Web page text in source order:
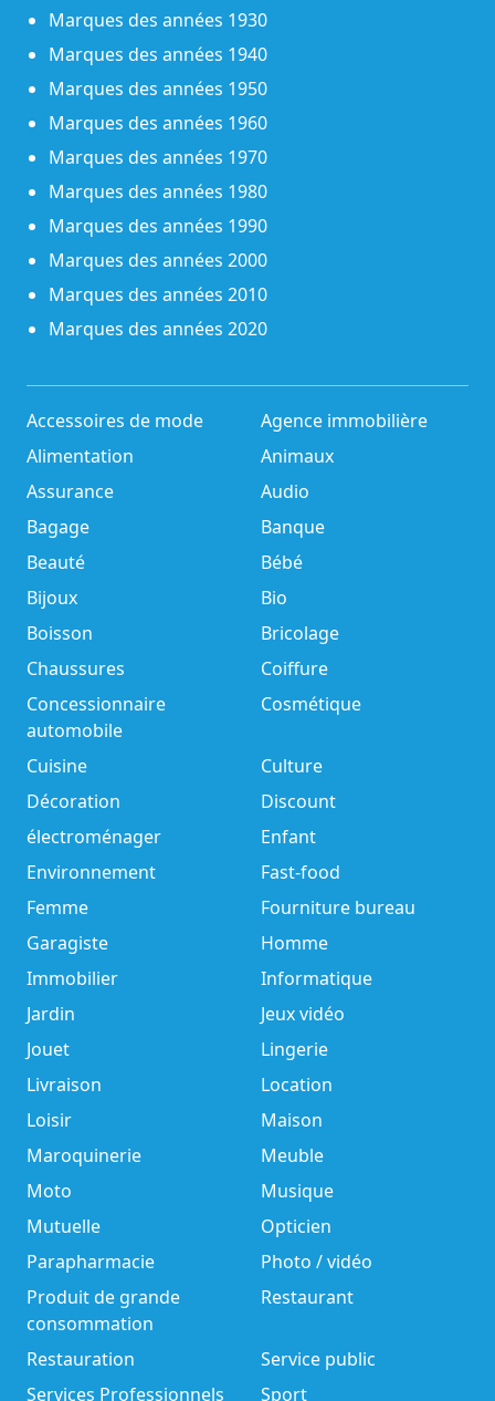
Marques des années 1930
Marques des années 1940
Marques des années 1950
Marques des années 1960
Marques des années 1970
Marques des années 1980
Marques des années 1990
Marques des années 2000
Marques des années 2010
Marques des années 2020
Accessoires de mode
Agence immobilière
Alimentation
Animaux
Assurance
Audio
Bagage
Banque
Beauté
Bébé
Bijoux
Bio
Boisson
Bricolage
Chaussures
Coiffure
Concessionnaire
automobile
Cosmétique
Cuisine
Culture
Décoration
Discount
électroménager
Enfant
Environnement
Fast-food
Femme
Fourniture bureau
Garagiste
Homme
Immobilier
Informatique
Jardin
Jeux vidéo
Jouet
Lingerie
Livraison
Location
Loisir
Maison
Maroquinerie
Meuble
Moto
Musique
Mutuelle
Opticien
Parapharmacie
Photo / vidéo
Produit de grande
consommation
Restaurant
Restauration
Service public
Services Professionnels
Sport